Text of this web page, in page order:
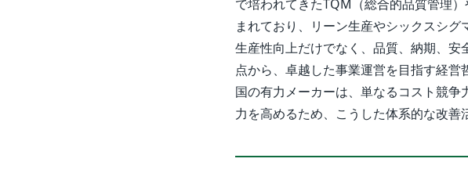
で培われてきたTQM（総合的品質管理
まれており、リーン生産やシックスシ
生産性向上だけでなく、品質、納期、
点から、卓越した事業運営を目指す経
国の有力メーカーは、単なるコスト競
力を高めるため、こうした体系的な改善